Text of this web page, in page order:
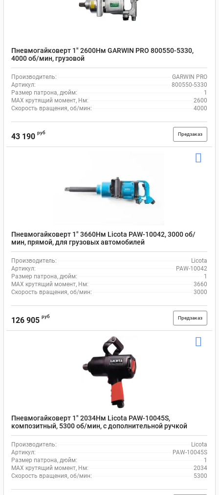
Пневмогайковерт 1" 2600Нм GARWIN PRO 800550-5330,
4000 об/мин, грузовой
Производитель:
GARWIN PRO
Артикул:
800550-5330
Размер патрона, дюйм:
1
MAX крутящий момент, Нм:
2600
Скорость вращения, об/мин:
4000
43 190 руб Предзаказ
Пневмогайковерт 1" 3660Нм Licota PAW-10042, 3000 об/
мин, прямой, для грузовых автомобилей
Производитель:
Licota
Артикул:
PAW-10042
Размер патрона, дюйм:
1
MAX крутящий момент, Нм:
3660
Скорость вращения, об/мин:
3000
126 905 руб Предзаказ
Пневмогайковерт 1" 2034Нм Licota PAW-10045S,
композитный, 5300 об/мин, с дополнительной ручкой
Производитель:
Licota
Артикул:
PAW-10045S
Размер патрона, дюйм:
1
MAX крутящий момент, Нм:
2034
Скорость вращения, об/мин:
5300